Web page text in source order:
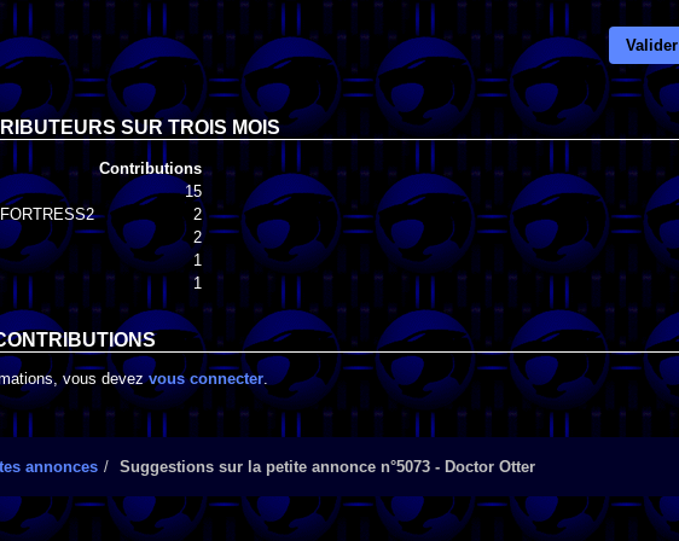
Valider
SUR TROIS MOIS
Contributions
15
2
2
1
1
vous devezvous connecter
annonces Suggestions sur la petite annonce n°5073 - Doctor Otter